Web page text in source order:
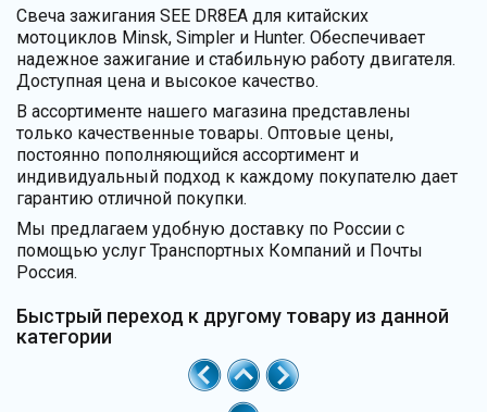
Свеча зажигания SEE DR8EA для китайских
мотоциклов Minsk, Simpler и Hunter. Обеспечивает
надежное зажигание и стабильную работу двигателя.
Доступная цена и высокое качество.
В ассортименте нашего магазина представлены
только качественные товары. Оптовые цены,
постоянно пополняющийся ассортимент и
индивидуальный подход к каждому покупателю дает
гарантию отличной покупки.
Мы предлагаем удобную доставку по России с
помощью услуг Транспортных Компаний и Почты
Россия.
Быстрый переход к другому товару из данной
категории